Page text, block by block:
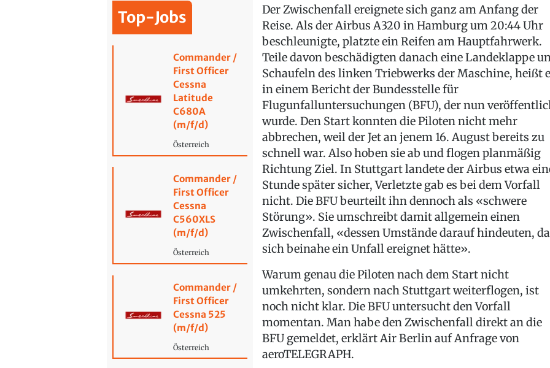
Top-Jobs
Commander /
First Officer
Cessna
Latitude
C680A
(m/f/d)
Österreich
Commander /
First Officer
Cessna
C560XLS
(m/f/d)
Österreich
Commander /
First Officer
Cessna 525
(m/f/d)
Österreich
Der Zwischenfall ereignete sich ganz am Anfang der
Reise. Als der Airbus A320 in Hamburg um 20:44 Uhr
beschleunigte, platzte ein Reifen am Hauptfahrwerk.
Teile davon beschädigten danach eine Landeklappe
Schaufeln des linken Triebwerks der Maschine, heißt
in einem Bericht der Bundesstelle für
Flugunfalluntersuchungen (BFU), der nun
wurde. Den Start konnten die Piloten nicht mehr
abbrechen, weil der Jet an jenem 16. August bereits zu
schnell war. Also hoben sie ab und flogen planmäßig
Richtung Ziel. In Stuttgart landete der Airbus etwa
Stunde später sicher, Verletzte gab es bei dem Vorfall
nicht. Die BFU beurteilt ihn dennoch als «schwere
Störung». Sie umschreibt damit allgemein einen
Zwischenfall, «dessen Umstände darauf hindeuten,
sich beinahe ein Unfall ereignet hätte».
Warum genau die Piloten nach dem Start nicht
umkehrten, sondern nach Stuttgart weiterflogen, ist
noch nicht klar. Die BFU untersucht den Vorfall
momentan. Man habe den Zwischenfall direkt an die
BFU gemeldet, erklärt Air Berlin auf Anfrage von
aeroTELEGRAPH.